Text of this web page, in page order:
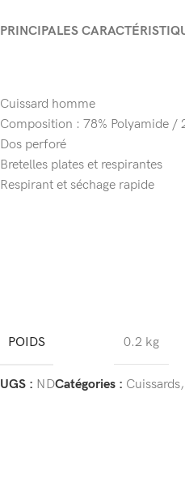
PRINCIPALES
Cuissard homme
Composition : 78% Polyamide /
Dos perforé
Bretelles plates et respirantes
Respirant et séchage rapide
POIDS 0.2 kg
UGS : NDCatégories : Cuissards,